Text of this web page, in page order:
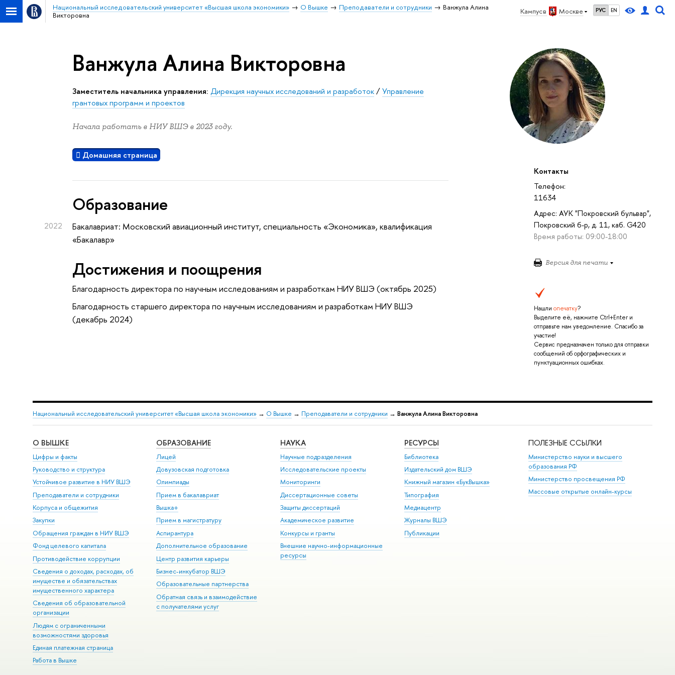
Кампус в Москве РУС EN
Национальный исследовательский университет «Высшая школа экономики» О Вышке Преподаватели и сотрудники
Ванжула Алина
Викторовна
Контакты
Телефон:
11634
Адрес: АУК "Покровский бульвар",
Покровский б-р, д. 11, каб. G420
Время работы: 09:00-18:00
Версия для печати
Нашли опечатку?
Выделите её, нажмите Ctrl+Enter и
отправьте нам уведомление. Спасибо за
участие!
Сервис предназначен только для отправки
сообщений об орфографических и
пунктуационных ошибках.
Ванжула Алина Викторовна
Заместитель начальника управления: Дирекция научных исследований и разработок/Управление
грантовых программ и проектов
Начала работать в НИУ ВШЭ в 2023 году.
Домашняя страница
Oбразование
2022
Бакалавриат: Московский авиационный институт, специальность «Экономика», квалификация
«Бакалавр»
Достижения и поощрения
Благодарность директора по научным исследованиям и разработкам НИУ ВШЭ (октябрь 2025)
Благодарность старшего директора по научным исследованиям и разработкам НИУ ВШЭ
(декабрь 2024)
Национальный исследовательский университет «Высшая школа экономики» → О Вышке → Преподаватели и сотрудники → Ванжула Алина Викторовна
О ВЫШКЕ
Цифры и факты
Руководство и структура
Устойчивое развитие в НИУ ВШЭ
Преподаватели и сотрудники
Корпуса и общежития
Закупки
Обращения граждан в НИУ ВШЭ
Фонд целевого капитала
Противодействие коррупции
Сведения о доходах, расходах, об
имуществе и обязательствах
имущественного характера
Сведения об образовательной
организации
Людям с ограниченными
возможностями здоровья
Единая платежная страница
Работа в Вышке
ОБРАЗОВАНИЕ
Лицей
Довузовская подготовка
Олимпиады
Прием в бакалавриат
Вышка+
Прием в магистратуру
Аспирантура
Дополнительное образование
Центр развития карьеры
Бизнес-инкубатор ВШЭ
Образовательные партнерства
Обратная связь и взаимодействие
с получателями услуг
НАУКА
Научные подразделения
Исследовательские проекты
Мониторинги
Диссертационные советы
Защиты диссертаций
Академическое развитие
Конкурсы и гранты
Внешние научно-информационные
ресурсы
РЕСУРСЫ
Библиотека
Издательский дом ВШЭ
Книжный магазин «БукВышка»
Типография
Медиацентр
Журналы ВШЭ
Публикации
ПОЛЕЗНЫЕ ССЫЛКИ
Министерство науки и высшего
образования РФ
Министерство просвещения РФ
Массовые открытые онлайн-курсы